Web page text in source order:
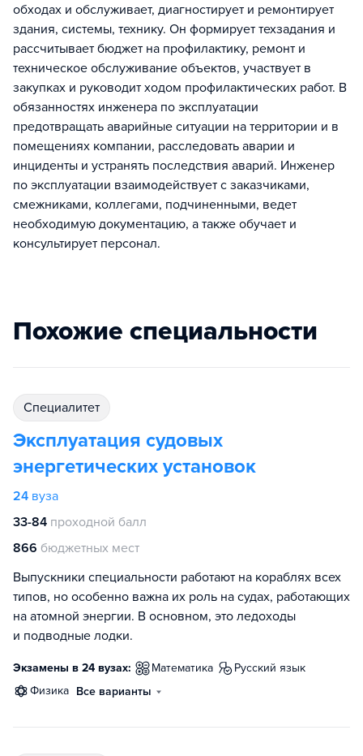
обходах и обслуживает, диагностирует и ремонтирует
здания, системы, технику. Он формирует техзадания и
рассчитывает бюджет на профилактику, ремонт и
техническое обслуживание объектов, участвует в
закупках и руководит ходом профилактических работ. В
обязанностях инженера по эксплуатации
предотвращать аварийные ситуации на территории и в
помещениях компании, расследовать аварии и
инциденты и устранять последствия аварий. Инженер
по эксплуатации взаимодействует с заказчиками,
смежниками, коллегами, подчиненными, ведет
необходимую документацию, а также обучает и
консультирует персонал.
Похожие специальности
специалитет
Эксплуатация судовых
энергетических установок
24 вуза
33-84 проходной балл
866 бюджетных мест
Выпускники специальности работают на кораблях всех
типов, но особенно важна их роль на судах, работающих
на атомной энергии. В основном, это ледоходы
и подводные лодки.
Экзамены в 24 вузах: математика
русский язык
физика Все варианты